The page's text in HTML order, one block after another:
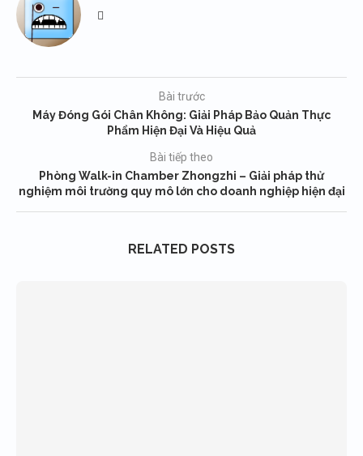
Bài trước
Máy Đóng Gói Chân Không: Giải Pháp Bảo Quản Thực
Phẩm Hiện Đại Và Hiệu Quả
Bài tiếp theo
Phòng Walk-in Chamber Zhongzhi – Giải pháp thử
nghiệm môi trường quy mô lớn cho doanh nghiệp hiện đại
RELATED POSTS